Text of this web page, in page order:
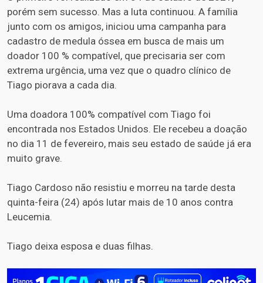
porém sem sucesso. Mas a luta continuou. A família
junto com os amigos, iniciou uma campanha para
cadastro de medula óssea em busca de mais um
doador 100 % compatível, que precisaria ser com
extrema urgência, uma vez que o quadro clínico de
Tiago piorava a cada dia.
Uma doadora 100% compatível com Tiago foi
encontrada nos Estados Unidos. Ele recebeu a doação
no dia 11 de fevereiro, mais seu estado de saúde já era
muito grave.
Tiago Cardoso não resistiu e morreu na tarde desta
quinta-feira (24) após lutar mais de 10 anos contra
Leucemia.
Tiago deixa esposa e duas filhas.